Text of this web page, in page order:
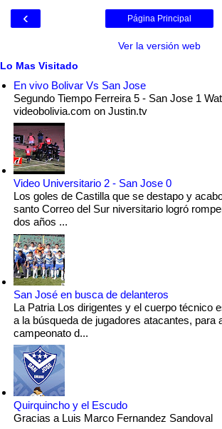
‹ Página Principal
Ver la versión web
Lo Mas Visitado
En vivo Bolivar Vs San Jose
Segundo Tiempo Ferreira 5 - San Jose 1
videobolivia.com on Justin.tv
Video Universitario 2 - San Jose 0
Los goles de Castilla que se destapo y
santo Correo del Sur niversitario logró
dos años ...
San José en busca de delanteros
La Patria Los dirigentes y el cuerpo técnico
a la búsqueda de jugadores atacantes, para
campeonato d...
Quirquincho y el Escudo
Gracias a Luis Marco Fernandez Sandoval